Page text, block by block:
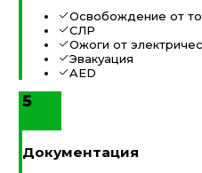
Освобождение от
СЛР
Ожоги от
Эвакуация
AED
5
Документация